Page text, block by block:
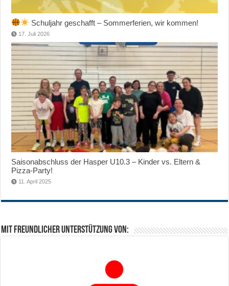
Schuljahr geschafft – Sommerferien, wir kommen!
17. Juli 2026
Saisonabschluss der Hasper U10.3 – Kinder vs. Eltern &
Pizza-Party!
11. April 2025
Mit freundlicher Unterstützung von: